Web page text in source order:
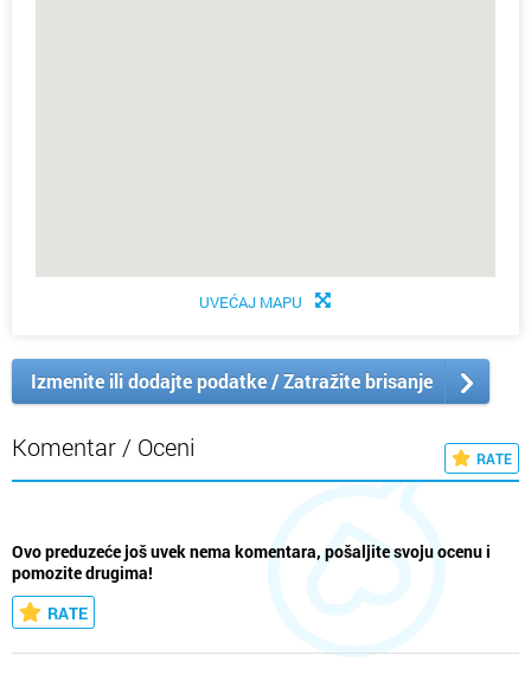
UVEĆAJ MAPU
Izmenite ili dodajte podatke / Zatražite brisanje
Komentar / Oceni RATE
Ovo preduzeće još uvek nema komentara, pošaljite svoju ocenu i
pomozite drugima!
RATE